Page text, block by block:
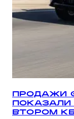
ПРОДАЖИ
ПОКАЗАЛИ
ВТОРОМ